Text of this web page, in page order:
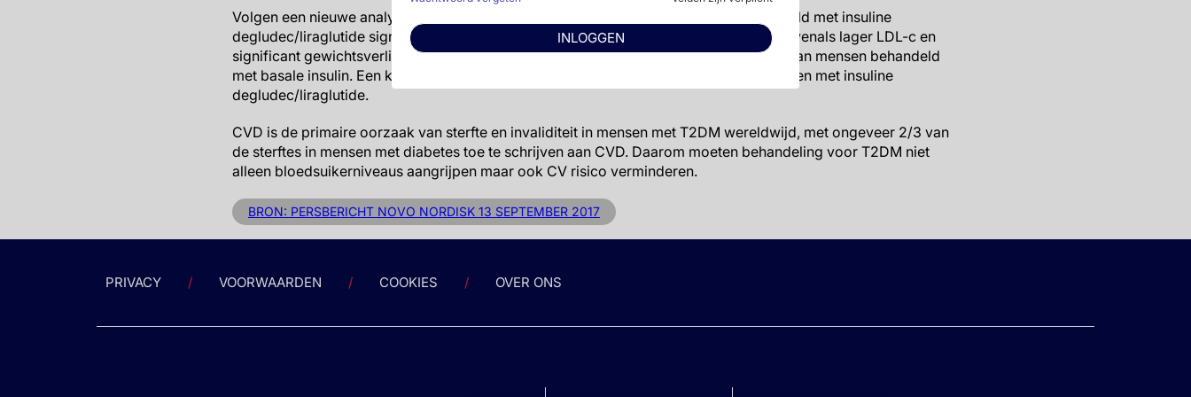
INLOGGEN
Volgen een nieuwe analyse van data van DUAL II en DUAL V, hadden mensen behandeld met insuline
degludec/liraglutide significant lagere systolische bloeddruk, lager total cholesterol evenals lager LDL-c en
significant gewichtsverlies ten gusnte van insuline degludec/liraglutide, ten opzichte van mensen behandeld
met basale insulin. Een kleine maar signficante steiging van de hartslag werd ook gezien met insuline
degludec/liraglutide.
CVD is de primaire oorzaak van sterfte en invaliditeit in mensen met T2DM wereldwijd, met ongeveer 2/3 van
de sterftes in mensen met diabetes toe te schrijven aan CVD. Daarom moeten behandeling voor T2DM niet
alleen bloedsuikerniveaus aangrijpen maar ook CV risico verminderen.
BRON: PERSBERICHT NOVO NORDISK 13 SEPTEMBER 2017
PRIVACY VOORWAARDEN COOKIES OVER ONS